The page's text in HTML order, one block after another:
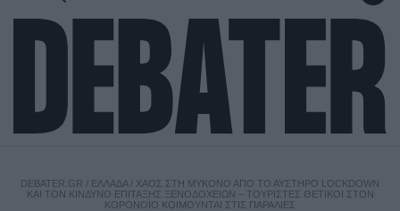
DEBATER.GR / ΕΛΛΑΔΑ/ ΧΆΟΣ ΣΤΗ ΜΎΚΟΝΟ ΑΠΌ ΤΟ ΑΥΣΤΗΡΌ LOCKDOWN
ΚΑΙ ΤΟΝ ΚΊΝΔΥΝΟ ΕΠΊΤΑΞΗΣ ΞΕΝΟΔΟΧΕΊΩΝ – ΤΟΥΡΊΣΤΕΣ ΘΕΤΙΚΟΊ ΣΤΟΝ
ΚΟΡΟΝΟΪΌ ΚΟΙΜΟΎΝΤΑΙ ΣΤΙΣ ΠΑΡΑΛΊΕΣ